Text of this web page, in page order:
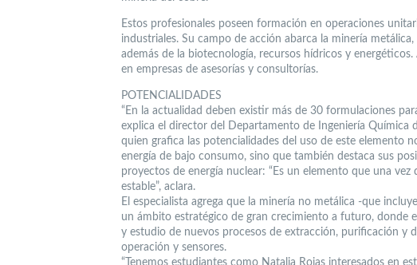
Estos profesionales poseen formación en operaciones
industriales. Su campo de acción abarca la minería
además de la biotecnología, recursos hídricos y energéticos.
en empresas de asesorías y consultorías.
POTENCIALIDADES
“En la actualidad deben existir más de 30 formulaciones
explica el director del Departamento de Ingeniería Química
quien grafica las potencialidades del uso de este elemento
energía de bajo consumo, sino que también destaca sus
proyectos de energía nuclear: “Es un elemento que una vez
estable”, aclara.
El especialista agrega que la minería no metálica -que
un ámbito estratégico de gran crecimiento a futuro, donde
y estudio de nuevos procesos de extracción, purificación y
operación y sensores.
“Tenemos estudiantes como Natalia Rojas interesados en